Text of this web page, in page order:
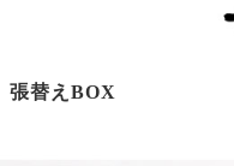
張替えBOX